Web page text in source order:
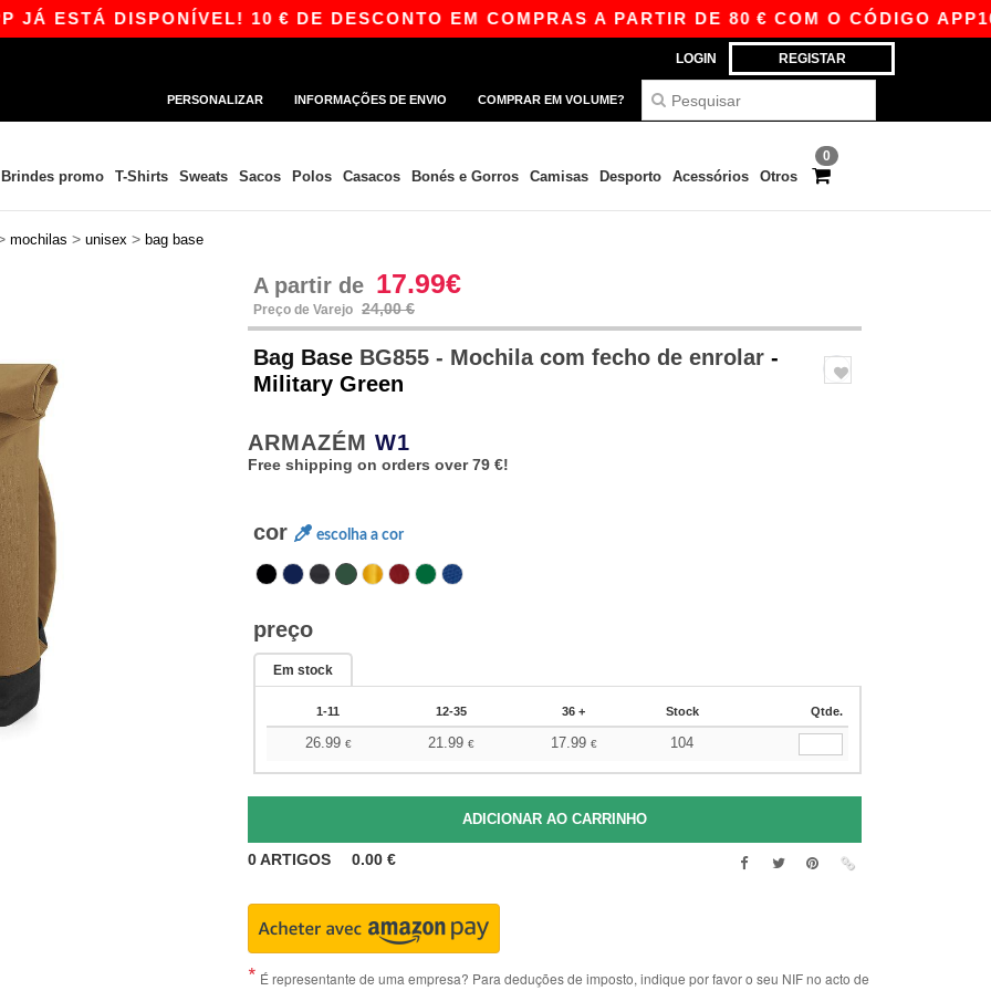
DISPONÍVEL! 10 € DE DESCONTO EM COMPRAS A PARTIR DE 80 € COM O CÓDIGO APP10 –
LOGIN REGISTAR
PERSONALIZAR INFORMAÇÕES DE ENVIO COMPRAR EM VOLUME?
0
Brindes promo T-Shirts Sweats Sacos Polos Casacos Bonés e Gorros Camisas Desporto Acessórios Otros
mochilas > unisex > bag base
A partir de 17.99€
Preço de Varejo 24,00 €
Bag Base BG855 - Mochila com fecho de enrolar -
Military Green
ARMAZÉM W1
Free shipping on orders over 79 €!
cor escolha a cor
preço
Em stock
1-11 12-35 36 + Stock Qtde.
26.99 € 21.99 € 17.99 € 104
0ARTIGOS 0.00 €
É representante de uma empresa? Para deduções de imposto, indique por favor o seu NIF no acto de